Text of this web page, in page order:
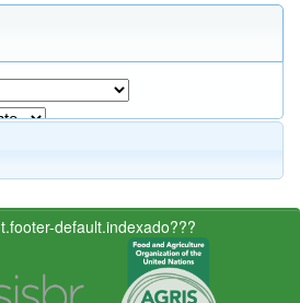
default.indexado???